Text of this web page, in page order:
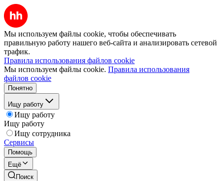
Мы используем файлы cookie, чтобы обеспечивать
правильную работу нашего веб-сайта и анализировать сетевой
трафик.
Правила использования файлов cookie
Мы используем файлы cookie. Правила использования
файлов cookie
Понятно
Ищу работу
Ищу работу
Ищу работу
Ищу сотрудника
Сервисы
Помощь
Ещё
Поиск